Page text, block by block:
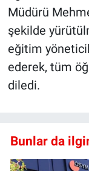
Müdürü
şekilde
eğitim
ederek, tüm
diledi.
Bunlar da